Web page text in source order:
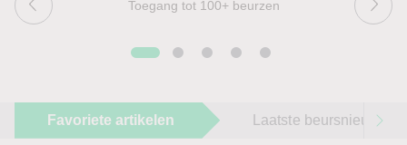
Toegang tot 100+ beurzen
Favoriete artikelen Laatste beursnieuws